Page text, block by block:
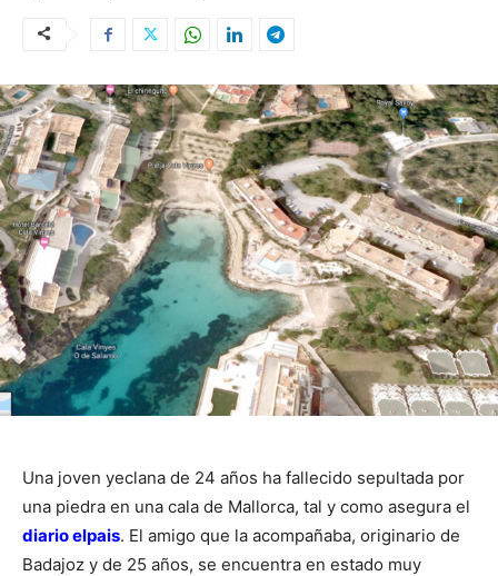
Una joven yeclana de 24 años ha fallecido sepultada por
una piedra en una cala de Mallorca, tal y como asegura el
diario elpais. El amigo que la acompañaba, originario de
Badajoz y de 25 años, se encuentra en estado muy